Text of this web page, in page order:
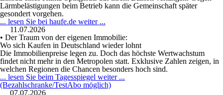
Lärmbelästigungen beim Betrieb kann die Gemeinschaft später
gesondert vorgehen.
... lesen Sie bei haufe.de weiter ...
11.07.2026
• Der Traum von der eigenen Immobilie:
Wo sich Kaufen in Deutschland wieder lohnt
Die Immobilienpreise legen zu. Doch das höchste Wertwachstum
findet nicht mehr in den Metropolen statt. Exklusive Zahlen zeigen, in
welchen Regionen die Chancen besonders hoch sind.
... lesen Sie beim Tagesspiegel weiter ...
(Bezahlschranke/TestAbo möglich)
07.07.2026